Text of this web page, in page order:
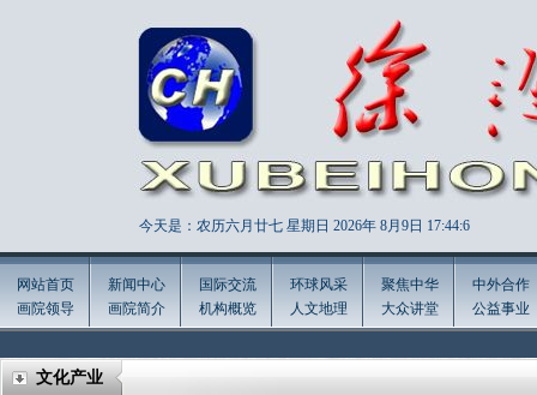
今天是：农历六月廿七 星期日 2026年 8月9日 17:44:7
网站首页
画院领导
新闻中心
画院简介
国际交流
机构概览
环球风采
人文地理
聚焦中华
大众讲堂
中外合作
公益事业
文化产业